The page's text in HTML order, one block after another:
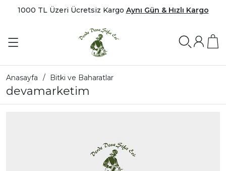
1000 TL Üzeri Ücretsiz Kargo Aynı Gün & Hızlı Kargo
Anasayfa Bitki ve Baharatlar
devamarketim